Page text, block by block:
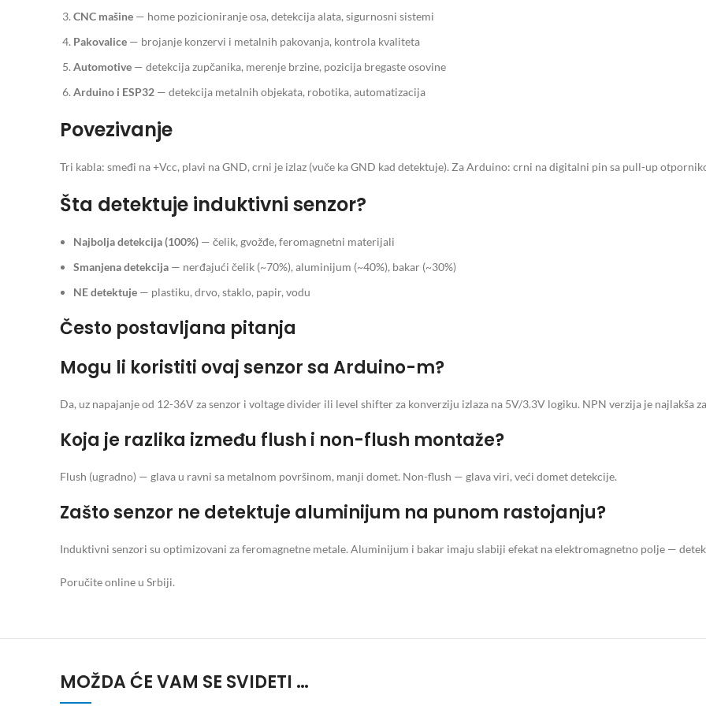
CNC mašine — home pozicioniranje osa, detekcija alata, sigurnosni sistemi
Pakovalice — brojanje konzervi i metalnih pakovanja, kontrola kvaliteta
Automotive — detekcija zupčanika, merenje brzine, pozicija bregaste osovine
Arduino i ESP32 — detekcija metalnih objekata, robotika, automatizacija
Povezivanje
Tri kabla: smeđi na +Vcc, plavi na GND, crni je izlaz (vuče ka GND kad detektuje). Za Arduino: crni na digitalni pin sa pull-up
Šta detektuje induktivni senzor?
Najbolja detekcija (100%) — čelik, gvožđe, feromagnetni materijali
Smanjena detekcija — nerđajući čelik (~70%), aluminijum (~40%), bakar (~30%)
NE detektuje — plastiku, drvo, staklo, papir, vodu
Često postavljana pitanja
Mogu li koristiti ovaj senzor sa Arduino-m?
Da, uz napajanje od 12-36V za senzor i voltage divider ili level shifter za konverziju izlaza na 5V/3.3V logiku. NPN verzija je
Koja je razlika između flush i non-flush montaže?
Flush (ugradno) — glava u ravni sa metalnom površinom, manji domet. Non-flush — glava viri, veći domet detekcije.
Zašto senzor ne detektuje aluminijum na punom rastojanju?
Induktivni senzori su optimizovani za feromagnetne metale. Aluminijum i bakar imaju slabiji efekat na elektromagnetno polje —
Poručite online u Srbiji.
MOŽDA ĆE VAM SE SVIDETI …